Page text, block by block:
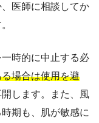
医師に相談してか
時的に中止する必
場合は使用を避
開します。また、風
期も、肌が敏感に